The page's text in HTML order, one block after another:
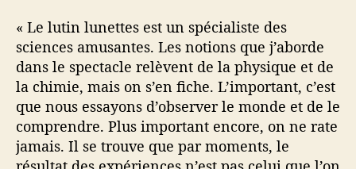
« Le lutin lunettes est un spécialiste des
sciences amusantes. Les notions que j’aborde
dans le spectacle relèvent de la physique et de
la chimie, mais on s’en fiche. L’important, c’est
que nous essayons d’observer le monde et de le
comprendre. Plus important encore, on ne rate
jamais. Il se trouve que par moments, le